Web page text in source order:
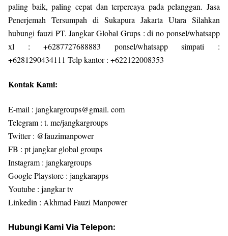
paling baik, paling cepat dan terpercaya pada pelanggan. Jasa
Penerjemah Tersumpah di Sukapura Jakarta Utara Silahkan
hubungi fauzi PT. Jangkar Global Grups : di no ponsel/whatsapp
xl : +6287727688883 ponsel/whatsapp simpati :
+6281290434111 Telp kantor : +622122008353
Kontak Kami:
E-mail : jangkargroups@gmail. com
Telegram : t. me/jangkargroups
Twitter : @fauzimanpower
FB : pt jangkar global groups
Instagram : jangkargroups
Google Playstore : jangkarapps
Youtube : jangkar tv
Linkedin : Akhmad Fauzi Manpower
Hubungi Kami Via Telepon: